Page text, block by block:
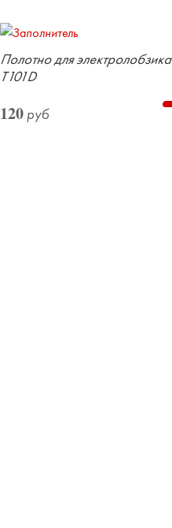
Полотно для электролобзика
Т101D
120руб